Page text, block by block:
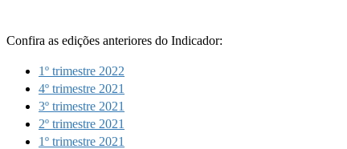
Confira as edições anteriores do Indicador:
1º trimestre 2022
4º trimestre 2021
3º trimestre 2021
2º trimestre 2021
1º trimestre 2021